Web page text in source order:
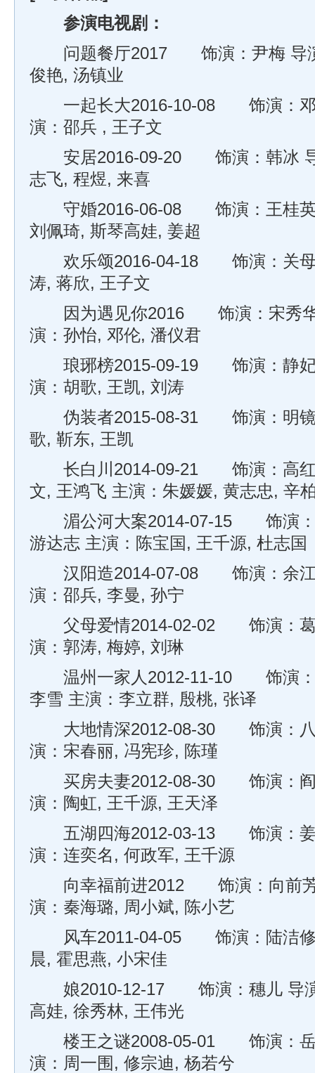
参演电视剧：
问题餐厅2017 饰演：尹梅 导演
俊艳, 汤镇业
一起长大2016-10-08 饰演：邓
演：邵兵 , 王子文
安居2016-09-20 饰演：韩冰 导
志飞, 程煜, 来喜
守婚2016-06-08 饰演：王桂英
刘佩琦, 斯琴高娃, 姜超
欢乐颂2016-04-18 饰演：关母
涛, 蒋欣, 王子文
因为遇见你2016 饰演：宋秀华
演：孙怡, 邓伦, 潘仪君
琅琊榜2015-09-19 饰演：静妃
演：胡歌, 王凯, 刘涛
伪装者2015-08-31 饰演：明镜
歌, 靳东, 王凯
长白川2014-09-21 饰演：高红
文, 王鸿飞 主演：朱媛媛, 黄志忠, 辛
湄公河大案2014-07-15 饰演：
游达志 主演：陈宝国, 王千源, 杜志国
汉阳造2014-07-08 饰演：余江
演：邵兵, 李曼, 孙宁
父母爱情2014-02-02 饰演：葛
演：郭涛, 梅婷, 刘琳
温州一家人2012-11-10 饰演：
李雪 主演：李立群, 殷桃, 张译
大地情深2012-08-30 饰演：八
演：宋春丽, 冯宪珍, 陈瑾
买房夫妻2012-08-30 饰演：阎
演：陶虹, 王千源, 王天泽
五湖四海2012-03-13 饰演：姜
演：连奕名, 何政军, 王千源
向幸福前进2012 饰演：向前芳
演：秦海璐, 周小斌, 陈小艺
风车2011-04-05 饰演：陆洁修
晨, 霍思燕, 小宋佳
娘2010-12-17 饰演：穗儿 导演
高娃, 徐秀林, 王伟光
楼王之谜2008-05-01 饰演：岳
演：周一围, 修宗迪, 杨若兮